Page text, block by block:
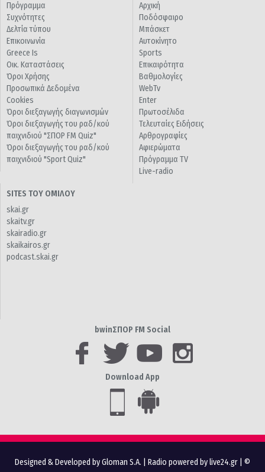
Πρόγραμμα
Συχνότητες
Δελτία τύπου
Επικοινωνία
Greece Is
Οικ. Καταστάσεις
Όροι Χρήσης
Προσωπικά Δεδομένα
Cookies
Όροι διεξαγωγής διαγωνισμών
Όροι διεξαγωγής του ραδ/κού
παιχνιδιού "ΣΠΟΡ FM Quiz"
Όροι διεξαγωγής του ραδ/κού
παιχνιδιού "Sport Quiz"
Αρχική
Ποδόσφαιρο
Μπάσκετ
Αυτοκίνητο
Sports
Επικαιρότητα
Βαθμολογίες
WebTv
Enter
Πρωτοσέλιδα
Τελευταίες Ειδήσεις
Αρθρογραφίες
Αφιερώματα
Πρόγραμμα TV
Live-radio
SITES ΤΟΥ ΟΜΙΛΟΥ
skai.gr
skaitv.gr
skairadio.gr
skaikairos.gr
podcast.skai.gr
bwinΣΠΟΡ FM Social
Download App
Designed & Developed by Gloman S.A. Radio powered by live24.gr | ©